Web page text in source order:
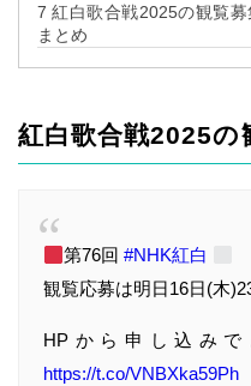
7 紅白歌合戦2025の観覧
まとめ
紅白歌合戦2025の
第76回#NHK紅白
観覧応募は明日16日(木
HPから申し込みで
https://t.co/VNBXka59Ph